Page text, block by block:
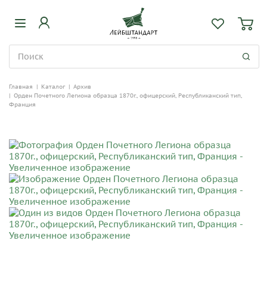
Главная | Каталог | Архив
| Орден Почетного Легиона образца 1870г., офицерский, Республиканский тип,
Франция